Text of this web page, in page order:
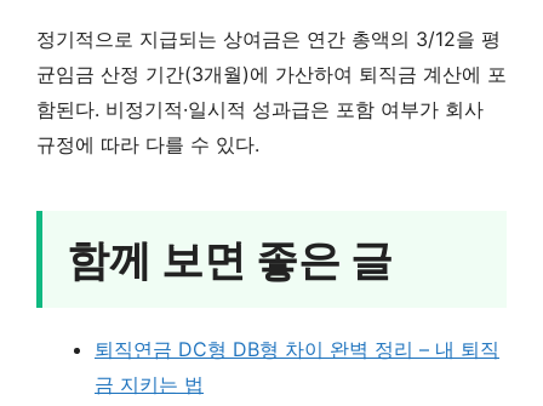
정기적으로 지급되는 상여금은 연간 총액의 3/12을 평
균임금 산정 기간(3개월)에 가산하여 퇴직금 계산에 포
함된다. 비정기적·일시적 성과급은 포함 여부가 회사
규정에 따라 다를 수 있다.
함께 보면 좋은 글
퇴직연금 DC형 DB형 차이 완벽 정리 – 내 퇴직
금 지키는 법